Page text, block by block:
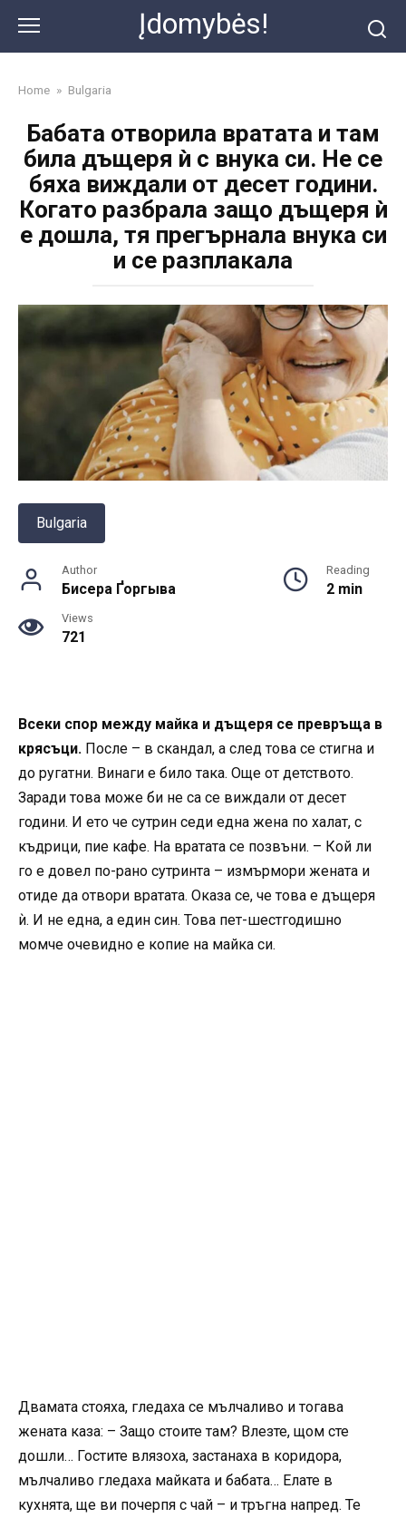
content
Įdomybės!
Home » Bulgaria
Бабата отворила вратата и там
била дъщеря ѝ с внука си. Не се
бяха виждали от десет години.
Когато разбрала защо дъщеря ѝ
е дошла, тя прегърнала внука си
и се разплакала
Bulgaria
Author
Бисера Ґоргыва
Reading
2 min
Views
721
Всеки спор между майка и дъщеря се превръща в
крясъци. После – в скандал, а след това се стигна и
до ругатни. Винаги е било така. Още от детството.
Заради това може би не са се виждали от десет
години. И ето че сутрин седи една жена по халат, с
къдрици, пие кафе. На вратата се позвъни. – Кой ли
го е довел по-рано сутринта – измърмори жената и
отиде да отвори вратата. Оказа се, че това е дъщеря
ѝ. И не една, а един син. Това пет-шестгодишно
момче очевидно е копие на майка си.
Двамата стояха, гледаха се мълчаливо и тогава
жената каза: – Защо стоите там? Влезте, щом сте
дошли… Гостите влязоха, застанаха в коридора,
мълчаливо гледаха майката и бабата… Елате в
кухнята, ще ви почерпя с чай – и тръгна напред. Те